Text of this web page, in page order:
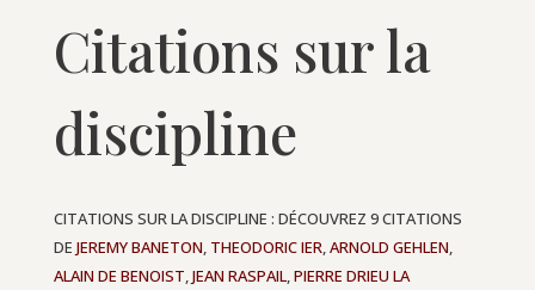
Citations sur la
discipline
CITATIONS SUR LA DISCIPLINE : DÉCOUVREZ 9 CITATIONS
DE JEREMY BANETON, THEODORIC IER,ARNOLD GEHLEN,
ALAIN DE BENOIST,JEAN RASPAIL,PIERRE DRIEU LA